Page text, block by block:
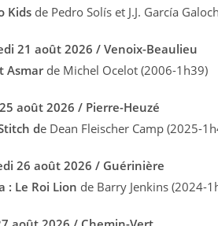
Kids de Pedro Solís et J.J. García
21 août 2026 / Venoix-Beaulieu
Asmarde Michel Ocelot (2006-1h39)
août 2026 / Pierre-Heuzé
de Dean Fleischer Camp (2025-
26 août 2026 / Guérinière
: Le Roi Lion de Barry Jenkins (2024-